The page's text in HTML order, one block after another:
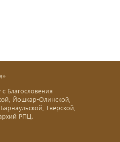
Благословения
Йошкар-Олинской,
Тверской,
РПЦ.